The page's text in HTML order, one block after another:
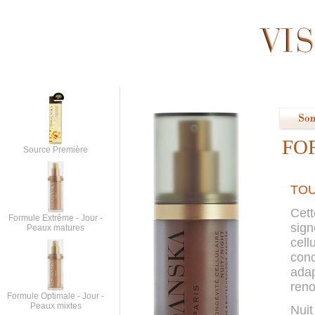
Source Première
Formule Extrême - Jour -
Peaux matures
Formule Optimale - Jour -
Peaux mixtes